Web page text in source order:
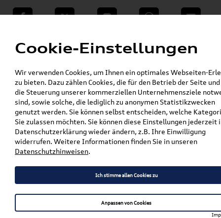
teilen Twitter Instagram WhatsApp E-Mail
VW Shop - VW Originalteile und Zubehör »
VW Zubehör » Komfort & Schutz »
Gepäckraumeinlagen » Taigo »
Original VW Taigo Gepäckraumeinlage /
Kofferraumwanne für Fahrzeuge mit Basis-
Ladeboden 2G7061160A
Original VW Taigo
Gepäckraumeinlage /
Kofferraumwanne für
Fahrzeuge mit Basis-
Ladeboden 2G7061160A
Cookie-Einstellungen
Wir verwenden Cookies, um Ihnen ein optimales Webseiten-
zu bieten. Dazu zählen Cookies, die für den Betrieb der Seite
die Steuerung unserer kommerziellen Unternehmensziele
sind, sowie solche, die lediglich zu anonymen Statistikzwecken
genutzt werden. Sie können selbst entscheiden, welche
Sie zulassen möchten. Sie können diese Einstellungen jederzeit
Datenschutzerklärung wieder ändern, z.B. Ihre Einwilligung
widerrufen. Weitere Informationen finden Sie in unseren
Datenschutzhinweisen.
Ich stimme allen Cookies zu
Anpassen von Cookies